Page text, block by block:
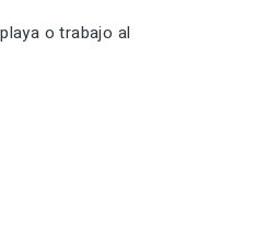
o trabajo al